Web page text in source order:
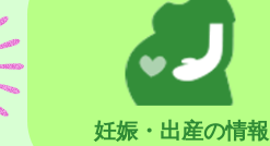
妊娠・出産の情報